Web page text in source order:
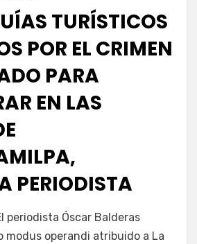
TURÍSTICOS
POR EL CRIMEN
PARA
EN LAS
PERIODISTA
Servín
periodista Óscar Balderas
modus operandi atribuido a La